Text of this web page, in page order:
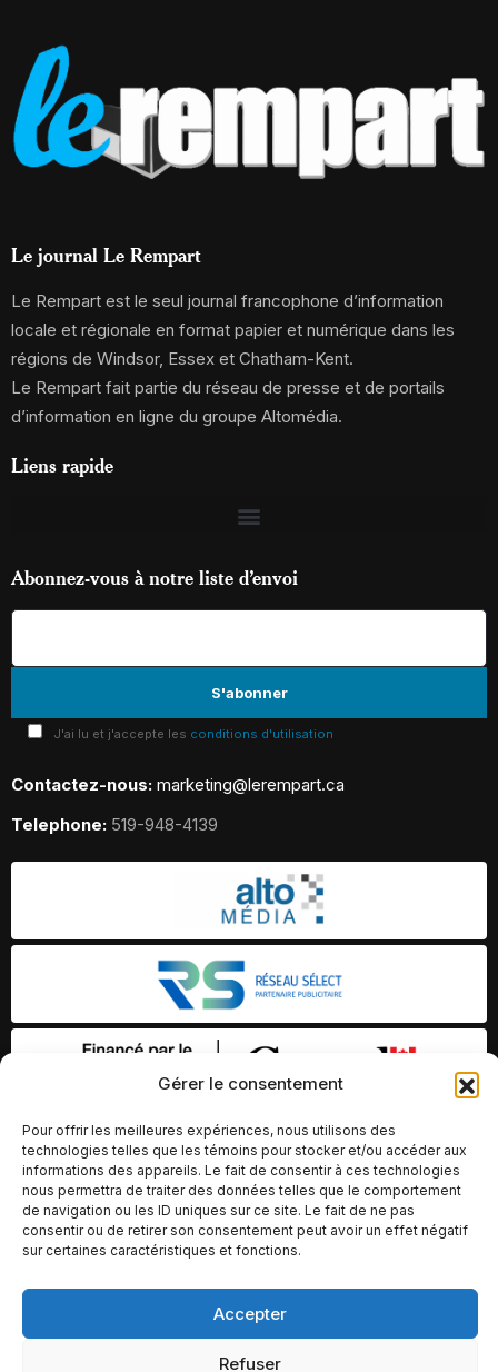
Gérer le consentement
Pour offrir les meilleures expériences, nous utilisons des
technologies telles que les témoins pour stocker et/ou accéder aux
informations des appareils. Le fait de consentir à ces technologies
nous permettra de traiter des données telles que le comportement
de navigation ou les ID uniques sur ce site. Le fait de ne pas
consentir ou de retirer son consentement peut avoir un effet négatif
sur certaines caractéristiques et fonctions.
Accepter
Refuser
Le journal Le Rempart
Le Rempart est le seul journal francophone d’information
locale et régionale en format papier et numérique dans les
régions de Windsor, Essex et Chatham-Kent.
Le Rempart fait partie du réseau de presse et de portails
d’information en ligne du groupe Altomédia.
Liens rapide
Abonnez-vous à notre liste d’envoi
J'ai lu et j'accepte les conditions d'utilisation
Contactez-nous: marketing@lerempart.ca
Telephone: 519-948-4139
© Copyright 2026 – Altomédia Inc |
Ce site internet a été conçu et développé par Chameleon Ideas